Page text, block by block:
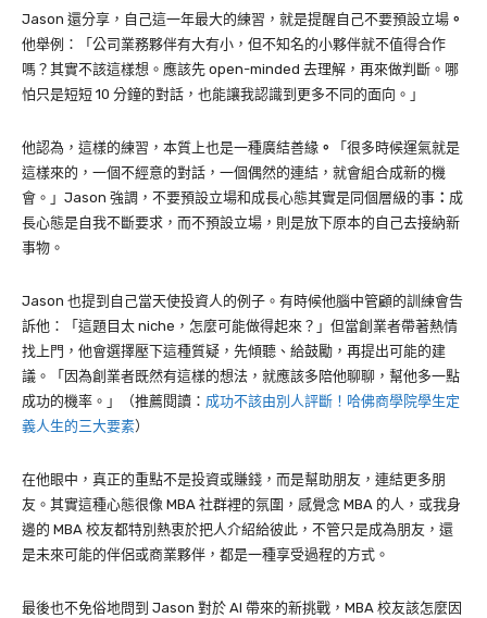
Jason 還分享，自己這一年最大的練習，就是提醒自己不要預設立場 。
他舉例：「公司業務夥伴有大有小，但不知名的小夥伴就不值得合作
嗎？其實不該這樣想。應該先 open-minded 去理解，再來做判斷。哪
怕只是短短 10 分鐘的對話，也能讓我認識到更多不同的面向。」
他認為，這樣的練習，本質上也是一種廣結善緣 。
「很多時候運氣就是
這樣來的，一個不經意的對話，一個偶然的連結，就會組合成新的機
會。」Jason 強調，不要預設立場和成長心態其實是同個層級的事 ： 成
長心態是自我不斷要求，而不預設立場，則是放下原本的自己去接納新
事物。
Jason 也提到自己當天使投資人的例子。有時候他腦中管顧的訓練會告
訴他：「這題目太 niche，怎麼可能做得起來？」但當創業者帶著熱情
找上門，他會選擇壓下這種質疑，先傾聽、給鼓勵，再提出可能的建
議。「因為創業者既然有這樣的想法，就應該多陪他聊聊，幫他多一點
成功的機率。」（推薦閱讀： 成功不該由別人評斷！哈佛商學院學生定
義人生的三大要素）
在他眼中，真正的重點不是投資或賺錢，而是幫助朋友，連結更多朋
友。其實這種心態很像 MBA 社群裡的氛圍，感覺念 MBA 的人，或我身
邊的 MBA 校友都特別熱衷於把人介紹給彼此，不管只是成為朋友，還
是未來可能的伴侶或商業夥伴，都是一種享受過程的方式。
最後也不免俗地問到 Jason 對於 AI 帶來的新挑戰，MBA 校友該怎麼因